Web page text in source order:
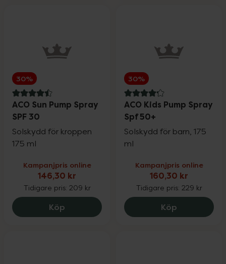
30%
4.5 av 5 i omdöme
ACO Sun Pump Spray
SPF 30
Solskydd för kroppen
175 ml
Kampanjpris online
146,30 kr
Tidigare pris: 209 kr
Köp ACO Sun Pump Spray SPF 30, 146.3 kr.
30%
4.2 av 5 i omdöme
ACO Kids Pump Spray
Spf 50+
Solskydd för barn, 175
ml
Kampanjpris online
160,30 kr
Tidigare pris: 229 kr
Köp ACO Kids